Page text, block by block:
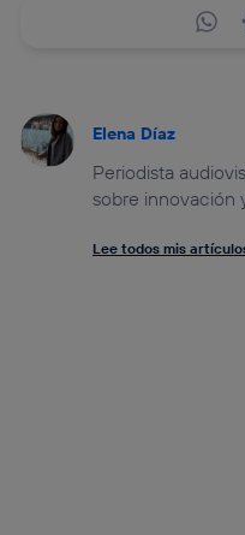
Elena Díaz
Periodista
sobre innovación
Lee todos mis